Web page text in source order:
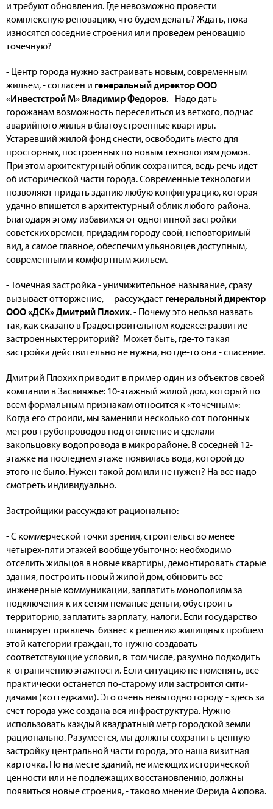
и требуют обновления. Где невозможно провести
комплексную реновацию, что будем делать? Ждать, пока
износятся соседние строения или проведем реновацию
точечную?
- Центр города нужно застраивать новым, современным
жильем, - согласен и генеральный директор ООО
«Инвестстрой М» Владимир Федоров. - Надо дать
горожанам возможность переселиться из ветхого, подчас
аварийного жилья в благоустроенные квартиры.
Устаревший жилой фонд снести, освободить место для
просторных, построенных по новым технологиям домов.
При этом архитектурный облик сохранится, ведь речь идет
об исторической части города. Современные технологии
позволяют придать зданию любую конфигурацию, которая
удачно впишется в архитектурный облик любого района.
Благодаря этому избавимся от однотипной застройки
советских времен, придадим городу свой, неповторимый
вид, а самое главное, обеспечим ульяновцев доступным,
современным и комфортным жильем.
- Точечная застройка - уничижительное называние, сразу
вызывает отторжение, - рассуждает генеральный директор
ООО «ДСК» Дмитрий Плохих. - Почему это нельзя назвать
так, как сказано в Градостроительном кодексе: развитие
застроенных территорий? Может быть, где-то такая
застройка действительно не нужна, но где-то она - спасение.
Дмитрий Плохих приводит в пример один из объектов своей
компании в Засвияжье: 10-этажный жилой дом, который по
всем формальным признакам относится к «точечным»: -
Когда его строили, мы заменили несколько сот погонных
метров трубопроводов под отопление и сделали
закольцовку водопровода в микрорайоне. В соседней 12-
этажке на последнем этаже появилась вода, которой до
этого не было. Нужен такой дом или не нужен? На все надо
смотреть индивидуально.
Застройщики рассуждают рационально:
- С коммерческой точки зрения, строительство менее
четырех-пяти этажей вообще убыточно: необходимо
отселить жильцов в новые квартиры, демонтировать старые
здания, построить новый жилой дом, обновить все
инженерные коммуникации, заплатить монополиям за
подключения к их сетям немалые деньги, обустроить
территорию, заплатить зарплату, налоги. Если государство
планирует привлечь бизнес к решению жилищных проблем
этой категории граждан, то нужно создавать
соответствующие условия, в том числе, разумно подходить
к ограничению этажности. Если ситуацию не поменять, все
практически останется по-старому или застроится сити-
дачами (коттеджами). Это очень невыгодно городу - здесь за
счет города уже создана вся инфраструктура. Нужно
использовать каждый квадратный метр городской земли
рационально. Разумеется, мы должны сохранить ценную
застройку центральной части города, это наша визитная
карточка. Но на месте зданий, не имеющих исторической
ценности или не подлежащих восстановлению, должны
появиться новые строения, - таково мнение Ферида Аюпова.